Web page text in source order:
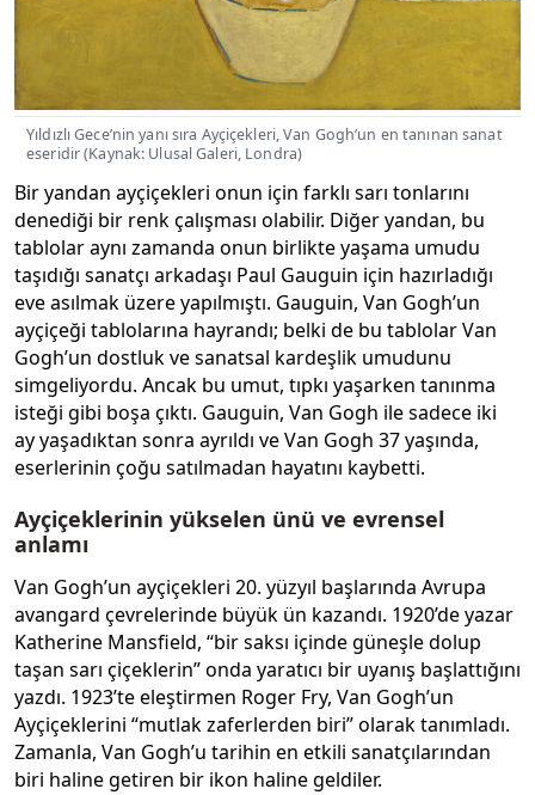
Yıldızlı Gece’nin yanı sıra Ayçiçekleri, Van Gogh’un en tanınan sanat
eseridir (Kaynak: Ulusal Galeri, Londra)
Bir yandan ayçiçekleri onun için farklı sarı tonlarını
denediği bir renk çalışması olabilir. Diğer yandan, bu
tablolar aynı zamanda onun birlikte yaşama umudu
taşıdığı sanatçı arkadaşı Paul Gauguin için hazırladığı
eve asılmak üzere yapılmıştı. Gauguin, Van Gogh’un
ayçiçeği tablolarına hayrandı; belki de bu tablolar Van
Gogh’un dostluk ve sanatsal kardeşlik umudunu
simgeliyordu. Ancak bu umut, tıpkı yaşarken tanınma
isteği gibi boşa çıktı. Gauguin, Van Gogh ile sadece iki
ay yaşadıktan sonra ayrıldı ve Van Gogh 37 yaşında,
eserlerinin çoğu satılmadan hayatını kaybetti.
Ayçiçeklerinin yükselen ünü ve evrensel
anlamı
Van Gogh’un ayçiçekleri 20. yüzyıl başlarında Avrupa
avangard çevrelerinde büyük ün kazandı. 1920’de yazar
Katherine Mansfield, “bir saksı içinde güneşle dolup
taşan sarı çiçeklerin” onda yaratıcı bir uyanış başlattığını
yazdı. 1923’te eleştirmen Roger Fry, Van Gogh’un
Ayçiçeklerini “mutlak zaferlerden biri” olarak tanımladı.
Zamanla, Van Gogh’u tarihin en etkili sanatçılarından
biri haline getiren bir ikon haline geldiler.